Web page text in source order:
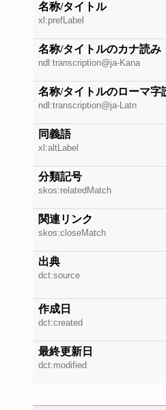
名称/タイトル
xl:prefLabel
名称/タイトルのカナ読み
ndl:transcription@ja-Kana
名称/タイトルのローマ字
ndl:transcription@ja-Latn
同義語
xl:altLabel
分類記号
skos:relatedMatch
関連リンク
skos:closeMatch
出典
dct:source
作成日
dct:created
最終更新日
dct:modified